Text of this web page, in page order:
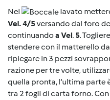
Nel lavato
Vel. 4/5versando dal foro
continuando a Vel. 5.
stendere con il matterello
ripiegare in 3 pezzi
razione per tre volte,
quella pronta, l’ultima parte
tra 2 fogli di carta forno.